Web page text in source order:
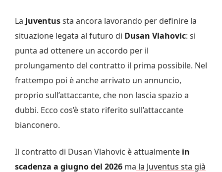
La Juventussta ancora lavorando per definire la
situazione legata al futuro di Dusan Vlahovic: si
punta ad ottenere un accordo per il
prolungamento del contratto il prima possibile. Nel
frattempo poi è anche arrivato un annuncio,
proprio sull’attaccante, che non lascia spazio a
dubbi. Ecco cos’è stato riferito sull’attaccante
bianconero.
Il contratto di Dusan Vlahovic è attualmente in
scadenza a giugno del 2026 ma la Juventus sta già